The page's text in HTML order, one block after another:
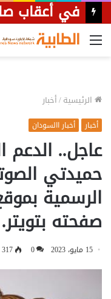
القائمة
الرئيسية/أخبار
أخبار أخبار االسودان
عاجل..
حميدتي
الرسمية
صفحته بتويتر.
15 مايو، 2023 0
317